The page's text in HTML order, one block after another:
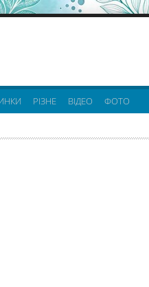
РІЗНЕ ВІДЕО ФОТО